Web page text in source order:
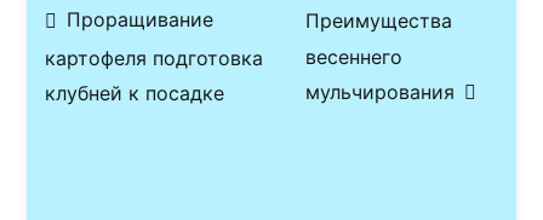
Навигация
по
Проращивание
картофеля подготовка
клубней к посадке
Преимущества
весеннего
мульчирования